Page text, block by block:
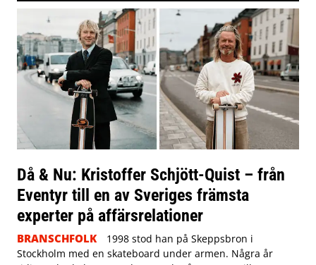
Då & Nu: Kristoffer Schjött-Quist – från
Eventyr till en av Sveriges främsta
experter på affärsrelationer
BRANSCHFOLK
1998 stod han på Skeppsbron i
Stockholm med en skateboard under armen. Några år